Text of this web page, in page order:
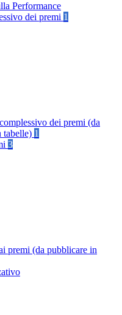
Performance
dei premi 1
dei premi (da
tabelle) 1
3
premi (da pubblicare in